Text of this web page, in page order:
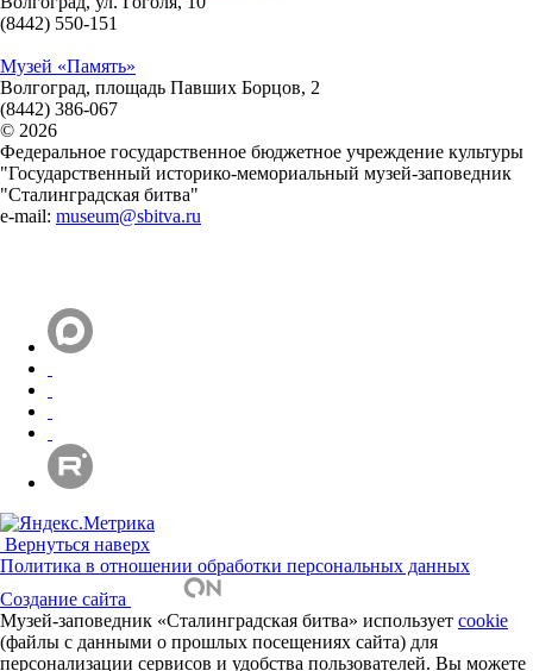
(8442) 550-151
Музей «Память»
Волгоград, площадь Павших Борцов, 2
(8442) 386-067
© 2026
Федеральное государственное бюджетное учреждение культуры
"Государственный историко-мемориальный музей-заповедник
"Сталинградская битва"
e-mail: museum@sbitva.ru
Вернуться наверх
Политика в отношении обработки персональных данных
Создание сайта
Музей-заповедник «Сталинградская битва» использует cookie
(файлы с данными о прошлых посещениях сайта) для
персонализации сервисов и удобства пользователей. Вы можете